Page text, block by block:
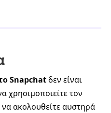
Snapchatδεν είναι
χρησιμοποιείτε τον
ακολουθείτε αυστηρά